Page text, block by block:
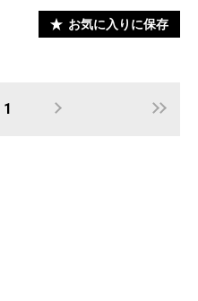
お気に入りに保存